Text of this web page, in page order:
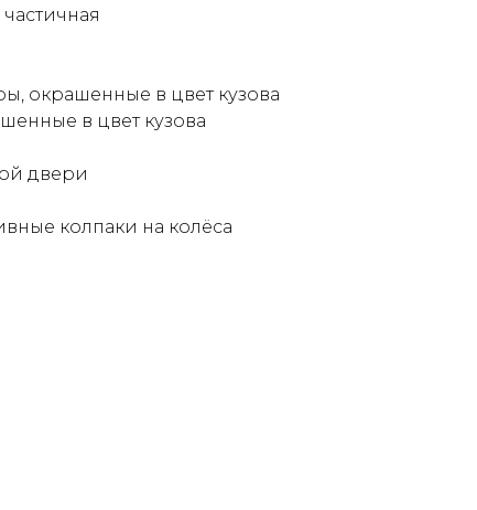
окрашенные в цвет кузова
в цвет кузова
двери
колпаки на колёса